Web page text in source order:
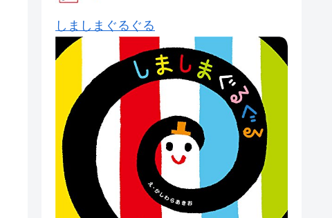
しましまぐるぐる